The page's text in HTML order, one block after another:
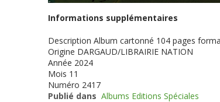
Informations supplémentaires
Description Album cartonné 104 pages
Origine DARGAUD/LIBRAIRIE NATION
Année 2024
Mois 11
Numéro 2417
Publié dans Albums Editions Spéciales